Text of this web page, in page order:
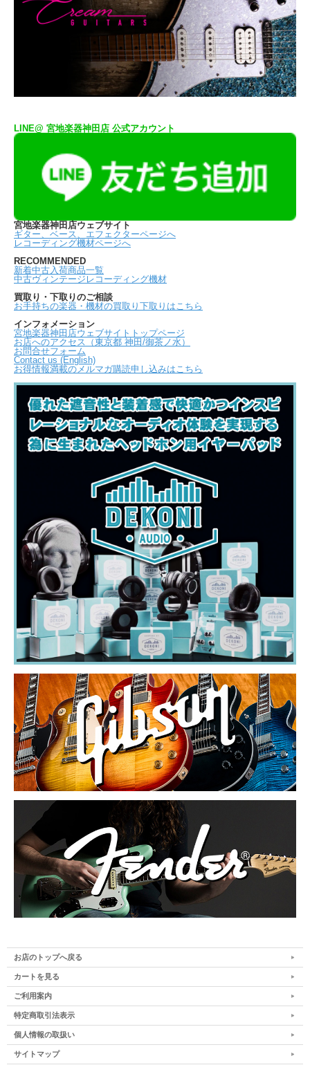
LINE@ 宮地楽器神田店 公式アカウント
宮地楽器神田店ウェブサイト
ギター、ベース、エフェクターページへ
レコーディング機材ページへ
RECOMMENDED
新着中古入荷商品一覧
中古ヴィンテージレコーディング機材
買取り・下取りのご相談
お手持ちの楽器・機材の買取り下取りはこちら
インフォメーション
宮地楽器神田店ウェブサイトトップページ
お店へのアクセス（東京都 神田/御茶ノ水）
お問合せフォーム
Contact us (English)
お得情報満載のメルマガ購読申し込みはこちら
お店のトップへ戻る
カートを見る
ご利用案内
特定商取引法表示
個人情報の取扱い
サイトマップ